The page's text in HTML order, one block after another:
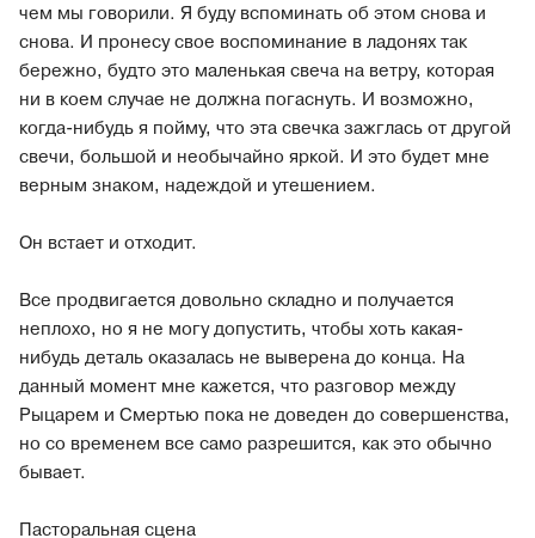
чем мы говорили. Я буду вспоминать об этом снова и
снова. И пронесу свое воспоминание в ладонях так
бережно, будто это маленькая свеча на ветру, которая
ни в коем случае не должна погаснуть. И возможно,
когда-нибудь я пойму, что эта свечка зажглась от другой
свечи, большой и необычайно яркой. И это будет мне
верным знаком, надеждой и утешением.
Он встает и отходит.
Все продвигается довольно складно и получается
неплохо, но я не могу допустить, чтобы хоть какая-
нибудь деталь оказалась не выверена до конца. На
данный момент мне кажется, что разговор между
Рыцарем и Смертью пока не доведен до совершенства,
но со временем все само разрешится, как это обычно
бывает.
Пасторальная сцена